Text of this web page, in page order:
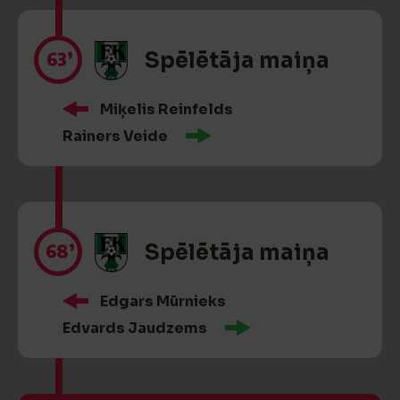
63’ Spēlētāja maiņa
Miķelis Reinfelds
Rainers Veide
68’ Spēlētāja maiņa
Edgars Mūrnieks
Edvards Jaudzems